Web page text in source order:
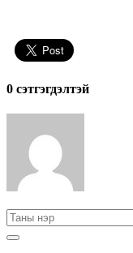
0 cэтгэгдэлтэй